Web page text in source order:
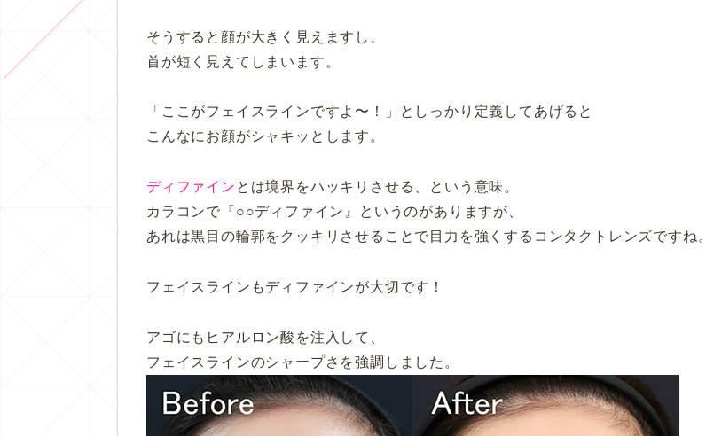
そうすると顔が大きく見えますし、
首が短く見えてしまいます。
「ここがフェイスラインですよ〜！」としっかり定義してあげると
こんなにお顔がシャキッとします。
ディファイン とは境界をハッキリさせる、という意味。
カラコンで『○○ディファイン』というのがありますが、
あれは黒目の輪郭をクッキリさせることで目力を強くするコンタクトレンズですね。
フェイスラインもディファインが大切です！
アゴにもヒアルロン酸を注入して、
フェイスラインのシャープさを強調しました。